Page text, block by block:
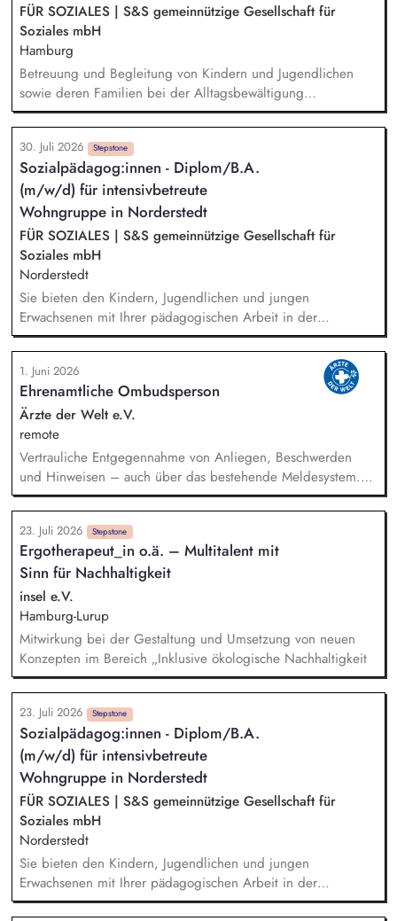
FÜR SOZIALES | S&S gemeinnützige Gesellschaft für
Soziales mbH
Hamburg
Betreuung und Begleitung von Kindern und Jugendlichen
sowie deren Familien bei der Alltagsbewältigung
Ausgestaltung von Hilfeprozessen und Hilfeplanung
Ressourcenorientierte Situationserfassung und -beschreibung
sowie Dokumentation und Berichtswesen Zusammenarbeit mit
dem Jugendamt und im Sozialraum
30. Juli 2026 Stepstone
Sozialpädagog:innen - Diplom/B.A.
(m/w/d) für intensivbetreute
Wohngruppe in Norderstedt
FÜR SOZIALES | S&S gemeinnützige Gesellschaft für
Soziales mbH
Norderstedt
Sie bieten den Kindern, Jugendlichen und jungen
Erwachsenen mit Ihrer pädagogischen Arbeit in der
Wohngruppe ein sicheres Zuhause. Einzel- und
Gruppenaktivitäten aber auch Ausflüge werden von Ihnen
mitgeplant, organisiert und auch durchgeführt. Bei der
Hilfeplanung wirken Sie mit und arbeiten eng mit
Fallzuständigen und Fachkräften der Jugendämter sowie
weiteren in den Entwicklungsprozess einbezogenen Personen
zusammen. Sie führen Kennenlerngespräche und beteiligen
sich aktiv am Aufnahmeprozess.
1. Juni 2026
Ehrenamtliche Ombudsperson
Ärzte der Welt e.V.
remote
Vertrauliche Entgegennahme von Anliegen, Beschwerden
und Hinweisen – auch über das bestehende Meldesystem.
Vermittlung bei Konflikten und Unterstützung bei
Klärungsprozessen. Konzeption und Durchführung von
Schulungen und Sensibilisierungsformaten. Mitwirkung an der
Weiterentwicklung von Leitlinien, Verhaltenskodizes und dem
Meldesystem. Förderung einer offenen Feedback- und
Beschwerdekultur innerhalb der Organisation.
23. Juli 2026 Stepstone
Ergotherapeut_in o.ä. – Multitalent mit
Sinn für Nachhaltigkeit
insel e.V.
Hamburg-Lurup
Mitwirkung bei der Gestaltung und Umsetzung von neuen
Konzepten im Bereich „Inklusive ökologische Nachhaltigkeit
23. Juli 2026 Stepstone
Sozialpädagog:innen - Diplom/B.A.
(m/w/d) für intensivbetreute
Wohngruppe in Norderstedt
FÜR SOZIALES | S&S gemeinnützige Gesellschaft für
Soziales mbH
Norderstedt
Sie bieten den Kindern, Jugendlichen und jungen
Erwachsenen mit Ihrer pädagogischen Arbeit in der
Wohngruppe ein sicheres Zuhause. Einzel- und